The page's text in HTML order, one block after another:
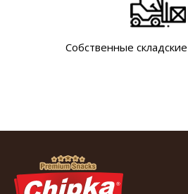
Собственные